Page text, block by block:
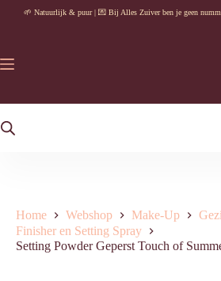
🌱 Natuurlijk & puur | 💌 Bij Alles Zuiver ben je geen
Home Webshop Make-Up
Finisher en Setting Spray
Setting Powder Geperst Touch of